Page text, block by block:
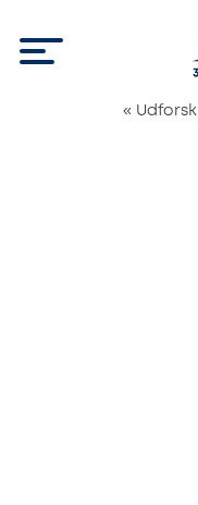
« Udforsk